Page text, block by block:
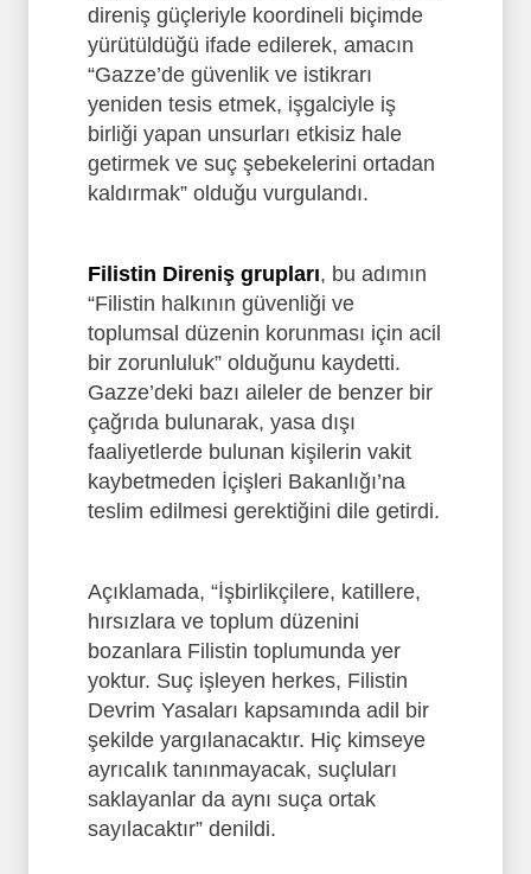
direniş güçleriyle koordineli biçimde
yürütüldüğü ifade edilerek, amacın
“Gazze’de güvenlik ve istikrarı
yeniden tesis etmek, işgalciyle iş
birliği yapan unsurları etkisiz hale
getirmek ve suç şebekelerini ortadan
kaldırmak” olduğu vurgulandı.
Filistin Direniş grupları, bu adımın
“Filistin halkının güvenliği ve
toplumsal düzenin korunması için acil
bir zorunluluk” olduğunu kaydetti.
Gazze’deki bazı aileler de benzer bir
çağrıda bulunarak, yasa dışı
faaliyetlerde bulunan kişilerin vakit
kaybetmeden İçişleri Bakanlığı’na
teslim edilmesi gerektiğini dile getirdi.
Açıklamada, “İşbirlikçilere, katillere,
hırsızlara ve toplum düzenini
bozanlara Filistin toplumunda yer
yoktur. Suç işleyen herkes, Filistin
Devrim Yasaları kapsamında adil bir
şekilde yargılanacaktır. Hiç kimseye
ayrıcalık tanınmayacak, suçluları
saklayanlar da aynı suça ortak
sayılacaktır” denildi.